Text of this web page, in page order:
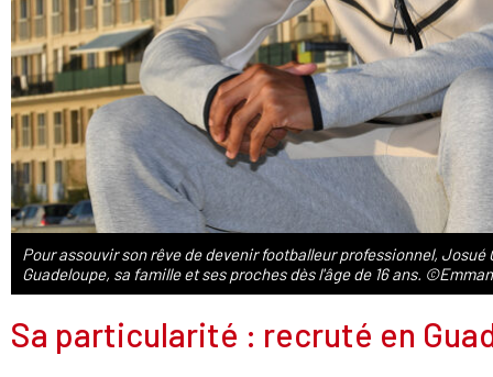
Pour assouvir son rêve de devenir footballeur professionnel,
Guadeloupe, sa famille et ses proches dès l'âge de 16 ans.
Sa particularité : recruté en